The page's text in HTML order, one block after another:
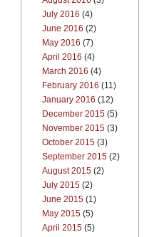
July 2016 (4)
June 2016 (2)
May 2016 (7)
April 2016 (4)
March 2016 (4)
February 2016 (11)
January 2016 (12)
December 2015 (5)
November 2015 (3)
October 2015 (3)
September 2015 (2)
August 2015 (2)
July 2015 (2)
June 2015 (1)
May 2015 (5)
April 2015 (5)